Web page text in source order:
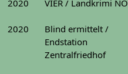
2020 VIER / Landkrimi NÖ
2020
Blind ermittelt /
Endstation
Zentralfriedhof